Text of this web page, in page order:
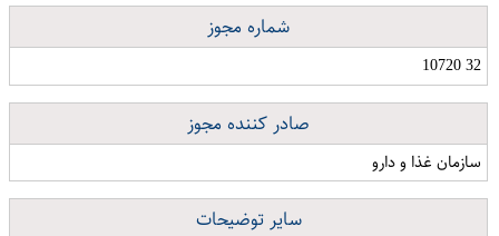
شماره مجوز
32 10720
صادر کننده مجوز
سازمان غذا و دارو
سایر توضیحات